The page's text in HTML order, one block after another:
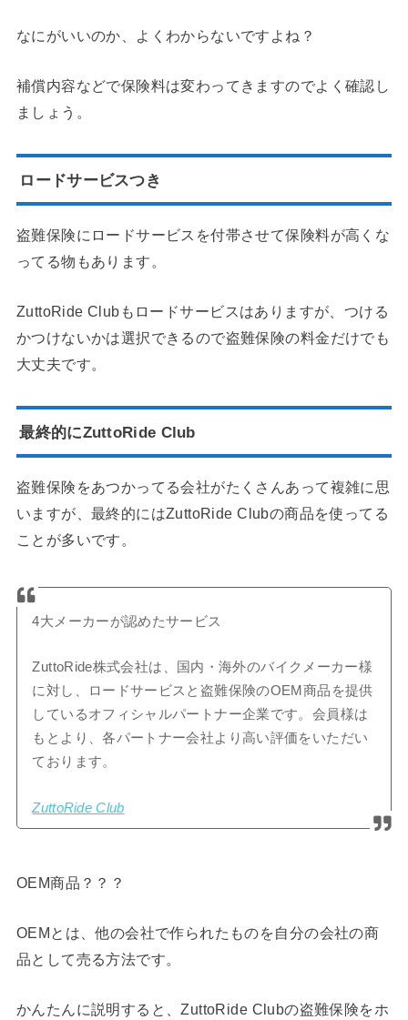
なにがいいのか、よくわからないですよね？
補償内容などで保険料は変わってきますのでよく確認し
ましょう。
ロードサービスつき
盗難保険にロードサービスを付帯させて保険料が高くな
ってる物もあります。
ZuttoRide Clubもロードサービスはありますが、つける
かつけないかは選択できるので盗難保険の料金だけでも
大丈夫です。
最終的にZuttoRide Club
盗難保険をあつかってる会社がたくさんあって複雑に思
いますが、最終的にはZuttoRide Clubの商品を使ってる
ことが多いです。
4大メーカーが認めたサービス
ZuttoRide株式会社は、国内・海外のバイクメーカー様
に対し、ロードサービスと盗難保険のOEM商品を提供
しているオフィシャルパートナー企業です。会員様は
もとより、各パートナー会社より高い評価をいただい
ております。
ZuttoRide Club
OEM商品？？？
OEMとは、他の会社で作られたものを自分の会社の商
品として売る方法です。
かんたんに説明すると、ZuttoRide Clubの盗難保険をホ